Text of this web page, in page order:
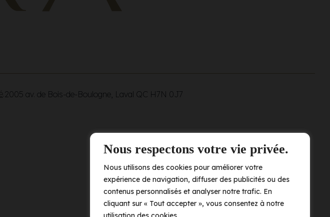
Nous respectons votre vie privée.
Nous utilisons des cookies pour améliorer votre
expérience de navigation, diffuser des publicités ou des
contenus personnalisés et analyser notre trafic. En
cliquant sur « Tout accepter », vous consentez à notre
2005 av. de Bois-de-Boulogne, Laval QC H7N 0J7